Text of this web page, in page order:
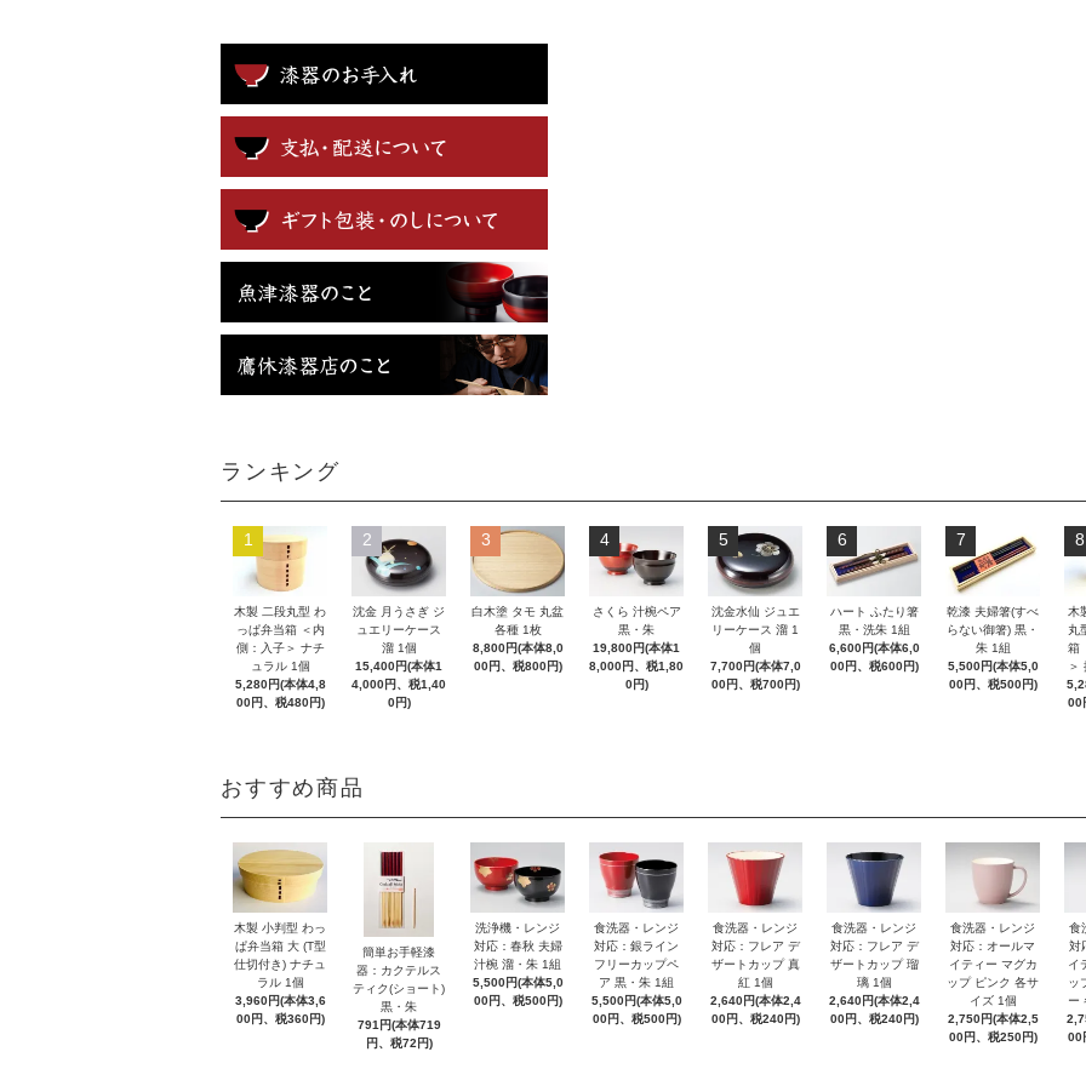
ランキング
1
木製 二段丸型 わ
っぱ弁当箱 ＜内
側：入子＞ ナチ
ュラル 1個
5,280円(本体4,8
00円、税480円)
2
沈金 月うさぎ ジ
ュエリーケース
溜 1個
15,400円(本体1
4,000円、税1,40
0円)
3
白木塗 タモ 丸盆
各種 1枚
8,800円(本体8,0
00円、税800円)
4
さくら 汁椀ペア
黒・朱
19,800円(本体1
8,000円、税1,80
0円)
5
沈金水仙 ジュエ
リーケース 溜 1
個
7,700円(本体7,0
00円、税700円)
6
ハート ふたり箸
黒・洗朱 1組
6,600円(本体6,0
00円、税600円)
7
乾漆 夫婦箸(すべ
らない御箸) 黒・
朱 1組
5,500円(本体5,0
00円、税500円)
8
木
丸
箱
＞
00
おすすめ商品
木製 小判型 わっ
ぱ弁当箱 大 (T型
仕切付き) ナチュ
ラル 1個
3,960円(本体3,6
00円、税360円)
簡単お手軽漆
器：カクテルス
ティク(ショート)
黒・朱
791円(本体719
円、税72円)
洗浄機・レンジ
対応：春秋 夫婦
汁椀 溜・朱 1組
5,500円(本体5,0
00円、税500円)
食洗器・レンジ
対応：銀ライン
フリーカップペ
ア 黒・朱 1組
5,500円(本体5,0
00円、税500円)
食洗器・レンジ
対応：フレア デ
ザートカップ 真
紅 1個
2,640円(本体2,4
00円、税240円)
食洗器・レンジ
対応：フレア デ
ザートカップ 瑠
璃 1個
2,640円(本体2,4
00円、税240円)
食洗器・レンジ
対応：オールマ
イティー マグカ
ップ ピンク 各サ
イズ 1個
2,750円(本体2,5
00円、税250円)
食
対
イ
ッ
ー
00